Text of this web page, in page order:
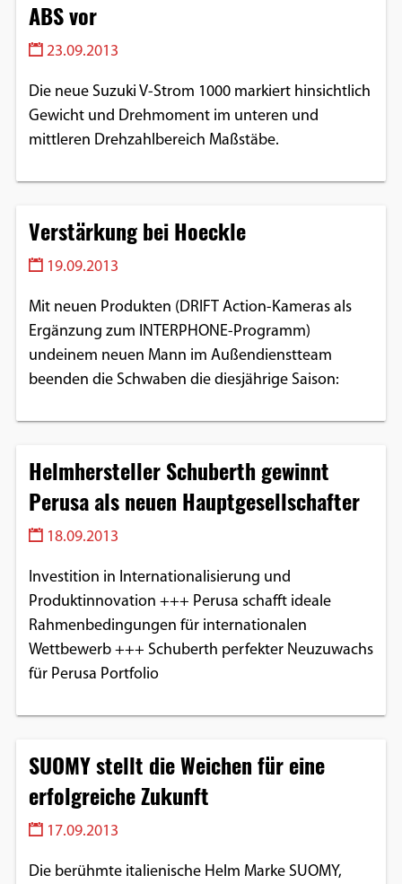
ABS vor
23.09.2013
Die neue Suzuki V-Strom 1000 markiert hinsichtlich
Gewicht und Drehmoment im unteren und
mittleren Drehzahlbereich Maßstäbe.
Verstärkung bei Hoeckle
19.09.2013
Mit neuen Produkten (DRIFT Action-Kameras als
Ergänzung zum INTERPHONE-Programm)
undeinem neuen Mann im Außendienstteam
beenden die Schwaben die diesjährige Saison:
Helmhersteller Schuberth gewinnt
Perusa als neuen Hauptgesellschafter
18.09.2013
Investition in Internationalisierung und
Produktinnovation +++ Perusa schafft ideale
Rahmenbedingungen für internationalen
Wettbewerb +++ Schuberth perfekter Neuzuwachs
für Perusa Portfolio
SUOMY stellt die Weichen für eine
erfolgreiche Zukunft
17.09.2013
Die berühmte italienische Helm Marke SUOMY,